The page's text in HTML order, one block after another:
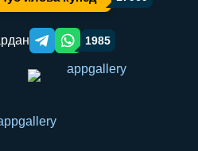
Telegram orqali ulashish
WhatsApp orqali ulashish
1985